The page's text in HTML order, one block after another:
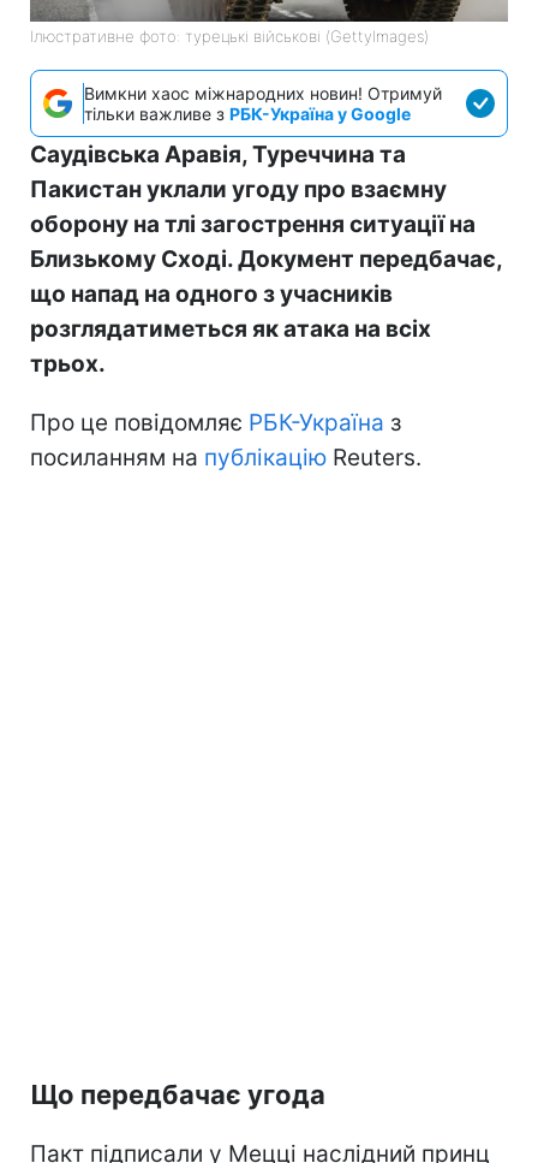
Ілюстративне фото: турецькі військові (GettyImages)
Вимкни хаос міжнародних новин! Отримуй
тільки важливе з РБК-Україна у Google
Саудівська Аравія, Туреччина та
Пакистан уклали угоду про взаємну
оборону на тлі загострення ситуації на
Близькому Сході. Документ передбачає,
що напад на одного з учасників
розглядатиметься як атака на всіх
трьох.
Про це повідомляє РБК-Україна з
посиланням на публікацію Reuters.
Що передбачає угода
Пакт підписали у Мецці наслідний принц